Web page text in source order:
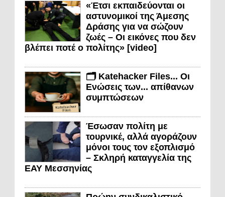
«Έτσι εκπαιδεύονται οι
αστυνομικοί της Άμεσης
Δράσης για να σώζουν
ζωές – Οι εικόνες που δεν
βλέπει ποτέ ο πολίτης» [video]
🗂️ Katehacker Files... Οι
Ενώσεις των... απίθανων
συμπτώσεων
Έσωσαν πολίτη με
τουρνικέ, αλλά αγοράζουν
μόνοι τους τον εξοπλισμό
– Σκληρή καταγγελία της
ΕΑΥ Μεσσηνίας